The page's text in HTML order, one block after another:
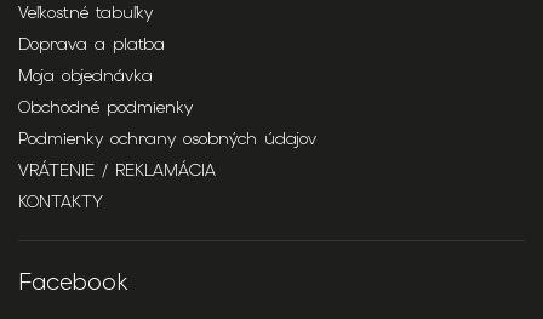
Veľkostné tabuľky
Doprava a platba
Moja objednávka
Obchodné podmienky
Podmienky ochrany osobných údajov
VRÁTENIE / REKLAMÁCIA
KONTAKTY
Facebook